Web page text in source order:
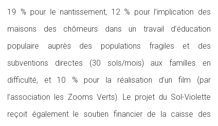
19 % pour le nantissement, 12 % pour l’implication des
maisons des chômeurs dans un travail d’éducation
populaire auprès des populations fragiles et des
subventions directes (30 sols/mois) aux familles en
difficulté, et 10 % pour la réalisation d’un film (par
l’association les Zooms Verts). Le projet du Sol-Violette
reçoit également le soutien financier de la caisse des